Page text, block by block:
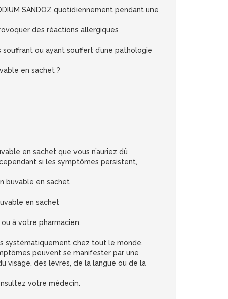
SANDOZ quotidiennement pendant une
des réactions allergiques
ou ayant souffert d’une pathologie
en sachet ?
en sachet que vous n’auriez dû
si les symptômes persistent,
buvable en sachet
en sachet
à votre pharmacien.
systématiquement chez tout le monde.
peuvent se manifester par une
visage, des lèvres, de la langue ou de la
votre médecin.